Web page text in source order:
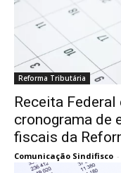
Reforma Tributária
Receita Federal
cronograma de
fiscais da
Comunicação Sindifisco -